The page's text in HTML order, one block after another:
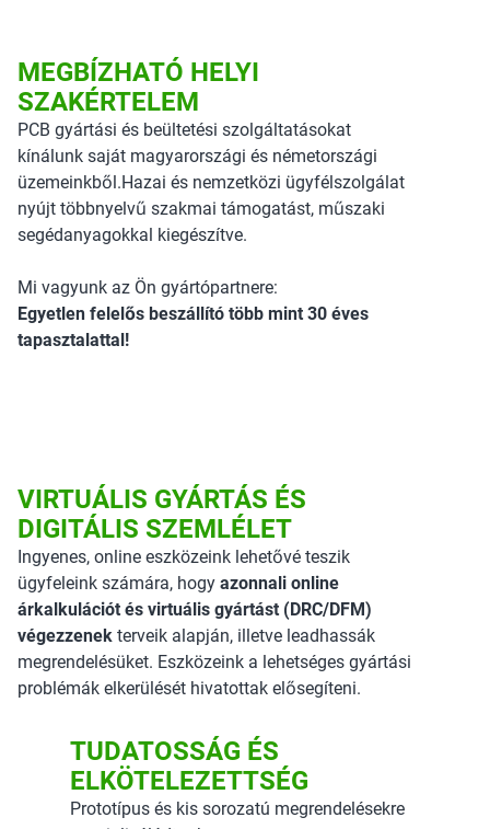
MEGBÍZHATÓ HELYI
SZAKÉRTELEM
PCB gyártási és beültetési szolgáltatásokat
kínálunk saját magyarországi és németországi
üzemeinkből.Hazai és nemzetközi ügyfélszolgálat
nyújt többnyelvű szakmai támogatást, műszaki
segédanyagokkal kiegészítve.
Mi vagyunk az Ön gyártópartnere:
Egyetlen felelős beszállító több mint 30 éves
tapasztalattal!
VIRTUÁLIS GYÁRTÁS ÉS
DIGITÁLIS SZEMLÉLET
Ingyenes, online eszközeink lehetővé teszik
ügyfeleink számára, hogy azonnali online
árkalkulációt és virtuális gyártást (DRC/DFM)
végezzenek terveik alapján, illetve leadhassák
megrendelésüket. Eszközeink a lehetséges gyártási
problémák elkerülését hivatottak elősegíteni.
TUDATOSSÁG ÉS
ELKÖTELEZETTSÉG
Prototípus és kis sorozatú megrendelésekre